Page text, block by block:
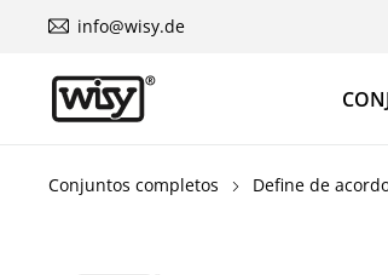
info@wisy.de
Conjuntos completos Define de